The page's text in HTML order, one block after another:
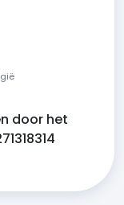
door het